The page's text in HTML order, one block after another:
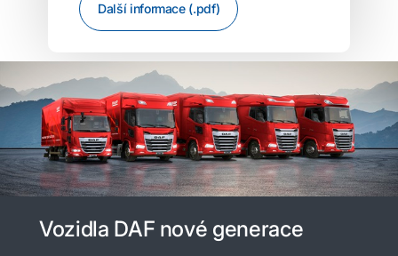
Další informace (.pdf)
Vozidla DAF nové generace